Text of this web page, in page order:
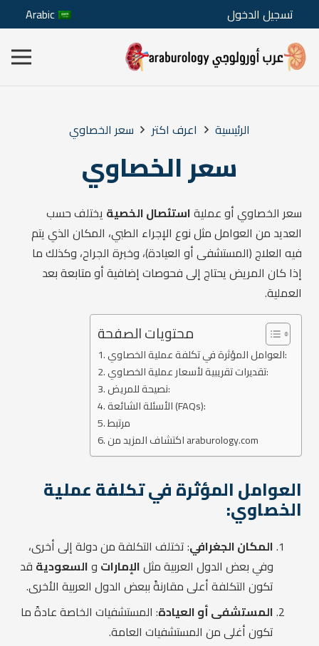
تسجيل الدخول Arabic
الرئيسية اعرف اكتر سعر الخصاوي
سعر الخصاوي
سعر الخصاوي أو عمليةاستئصال الخصية يختلف حسب
العديد من العوامل مثل نوع الإجراء الطبي، المكان الذي يتم
فيه العلاج (المستشفى أو العيادة)، وخبرة الجراح، وكذلك ما
إذا كان المريض يحتاج إلى فحوصات إضافية أو متابعة بعد
العملية.
محتويات الصفحة
العوامل المؤثرة في تكلفة عملية الخصاوي:
تقديرات تقريبية لأسعار عملية الخصاوي:
نصيحة للمريض:
الأسئلة الشائعة (FAQs):
مرتبط
اكتشاف المزيد من araburology.com
العوامل المؤثرة في تكلفة عملية
الخصاوي:
المكان الجغرافي: تختلف التكلفة من دولة إلى أخرى،
وفي بعض الدول العربية مثلالإمارات والسعودية قد
تكون التكلفة أعلى مقارنةً ببعض الدول العربية الأخرى.
المستشفى أو العيادة: المستشفيات الخاصة عادةً ما
تكون أغلى من المستشفيات العامة.